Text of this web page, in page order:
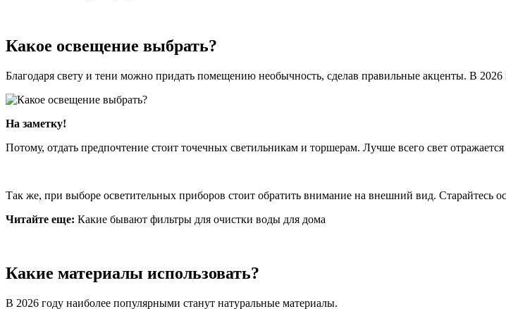
Какое освещение выбрать?
Благодаря свету и тени можно придать помещению необычность, сделав правильные акценты. В 2026
На заметку!
Потому, отдать предпочтение стоит точечных светильникам и торшерам. Лучше всего свет
Так же, при выборе осветительных приборов стоит обратить внимание на внешний вид. Старайтесь
Читайте еще: Какие бывают фильтры для очистки воды для дома
Какие материалы использовать?
В 2026 году наиболее популярными станут натуральные материалы.